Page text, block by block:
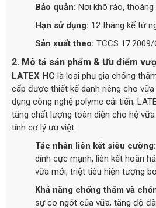
Bảo quản: Nơi khô ráo, thoáng
Hạn sử dụng: 12 tháng kể từ
Sản xuất theo: TCCS 17:2009/
2. Mô tả sản phẩm & Ưu điểm
LATEX HC là loại phụ gia chống
cấp được thiết kế danh riêng cho
dụng công nghệ polyme cải tiến,
tăng chất lượng toàn diện cho hệ
tính cơ lý ưu việt:
Tác nhân liên kết siêu cường:
dính cực mạnh, liên kết hoàn
vữa mới, triệt tiêu hiện tượng
Khả năng chống thấm và
sự co ngót của vữa, tăng độ